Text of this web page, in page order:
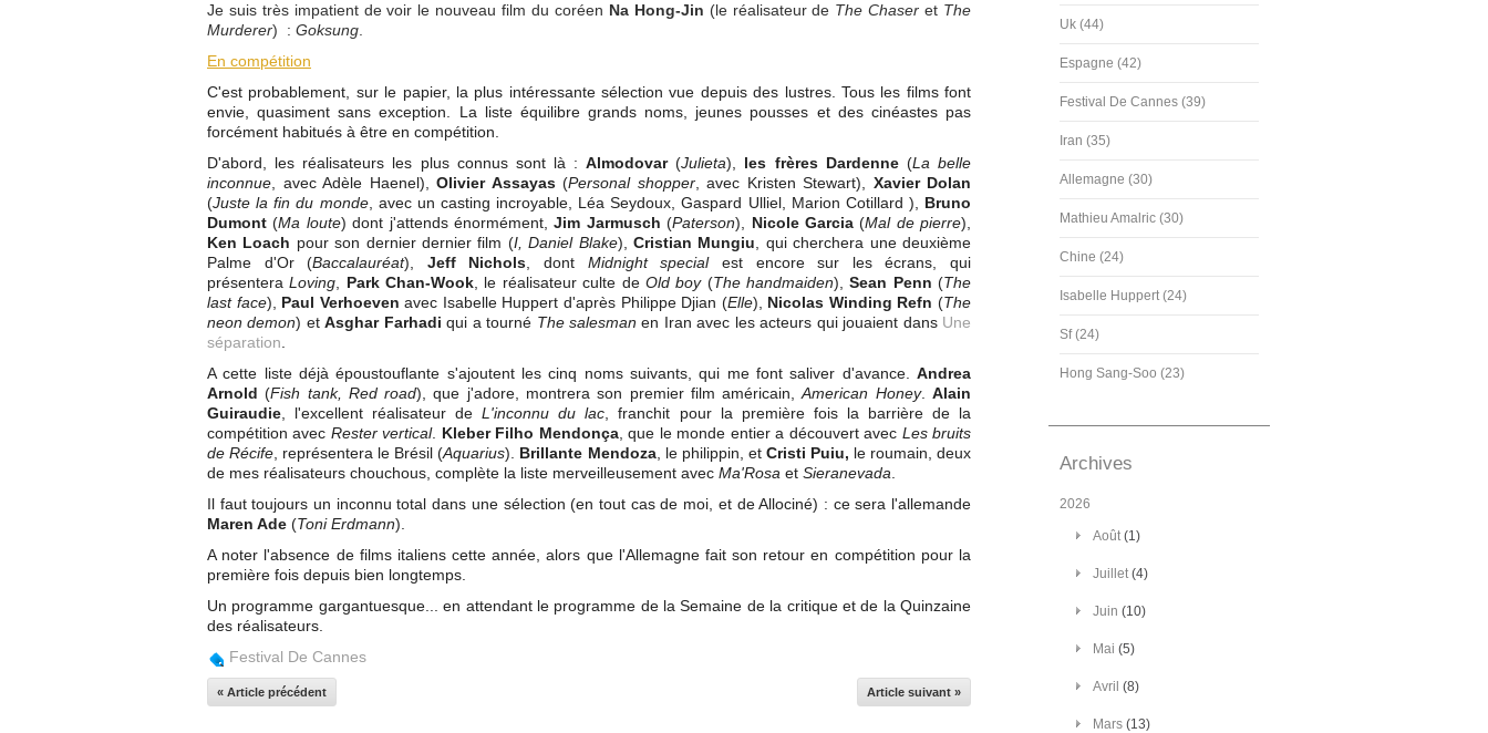
Je suis très impatient de voir le nouveau film du coréen Na Hong-Jin (le réalisateur de The Chaser et The
Murderer) : Goksung
En compétition
C'est probablement, sur le papier, la plus intéressante sélection vue depuis des lustres. Tous les films font
envie, quasiment sans exception. La liste équilibre grands noms, jeunes pousses et des cinéastes pas
forcément habitués à être en compétition.
D'abord, les réalisateurs les plus connus sont là :Almodovar(Julieta), les frères Dardenne(La belle
inconnue , avec Adèle Haenel), Olivier Assayas(Personal shopper, avec Kristen Stewart), Xavier Dolan
(Juste la fin du monde, avec un casting incroyable, Léa Seydoux, Gaspard Ulliel, Marion Cotillard ), Bruno
Dumont (Ma loute) dont j'attends énormément,Jim Jarmusch (Paterson), Nicole Garcia(Mal de pierre),
Ken Loach pour son dernier dernier film (I, Daniel Blake),Cristian Mungiu , qui cherchera une deuxième
Palme d'Or (Baccalauréat), Jeff Nichols , dont Midnight specialest encore sur les écrans, qui
présenteraLoving Park Chan-Wook , le réalisateur culte de Old boy(The handmaiden),Sean Penn (The
last face), Paul Verhoeven avec Isabelle Huppert d'après Philippe Djian (Elle), Nicolas Winding Refn (The
neon demon) etAsghar Farhadi qui a tourné The salesman en Iran avec les acteurs qui jouaient dans Une
séparation
A cette liste déjà époustouflante s'ajoutent les cinq noms suivants, qui me font saliver d'avance. Andrea
Arnold (Fish tank, Red road), que j'adore, montrera son premier film américain,American Honey.Alain
Guiraudie , l'excellent réalisateur deL'inconnu du lac , franchit pour la première fois la barrière de la
compétition avec Rester vertical. Kleber Filho Mendonça, que le monde entier a découvert avec Les bruits
de Récife , représentera le Brésil (Aquarius). Brillante Mendoza, le philippin, et Cristi Puiu, le roumain, deux
de mes réalisateurs chouchous, complète la liste merveilleusement avec Ma'Rosa et Sieranevada
Il faut toujours un inconnu total dans une sélection (en tout cas de moi, et de Allociné) : ce sera l'allemande
Maren Ade (Toni Erdmann).
A noter l'absence de films italiens cette année, alors que l'Allemagne fait son retour en compétition pour la
première fois depuis bien longtemps.
Un programme gargantuesque... en attendant le programme de la Semaine de la critique et de la Quinzaine
des réalisateurs.
Festival De Cannes
« Article précédent Article suivant »
Uk (44)
Espagne (42)
Festival De Cannes (39)
Iran (35)
Allemagne (30)
Mathieu Amalric (30)
Chine (24)
Isabelle Huppert (24)
Sf (24)
Hong Sang-Soo (23)
Archives
2026
Août(1)
Juillet(4)
Juin (10)
Mai (5)
Avril (8)
Mars (13)